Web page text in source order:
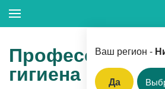
Ваш регион -
Да
гигиена